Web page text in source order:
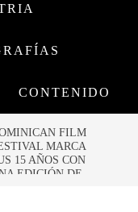
CONTENIDO